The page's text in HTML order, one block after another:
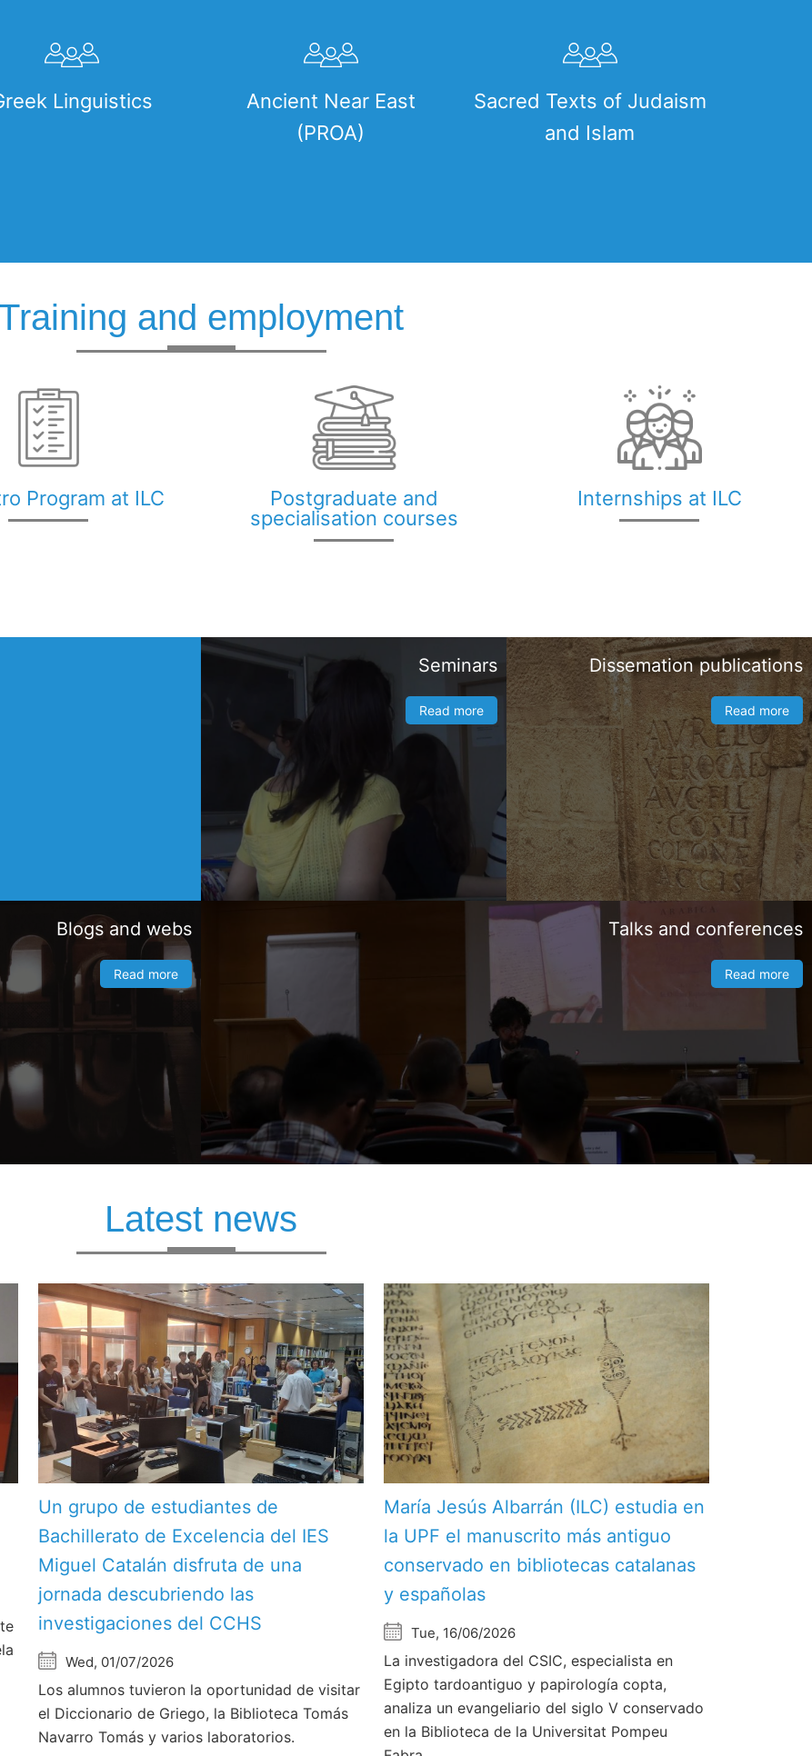
Linguistics
Ancient Near East
(PROA)
Sacred Texts of Judaism
and Islam
Training and employment
Program at ILC
Postgraduate and
specialisation courses
Internships at ILC
Seminars
Read more
Dissemation publications
Read more
Blogs and webs
Read more
Talks and conferences
Read more
Latest news
Un grupo de estudiantes de
Bachillerato de Excelencia del IES
Miguel Catalán disfruta de una
jornada descubriendo las
investigaciones del CCHS
Wed, 01/07/2026
Los alumnos tuvieron la oportunidad de visitar
el Diccionario de Griego, la Biblioteca Tomás
Navarro Tomás y varios laboratorios.
María Jesús Albarrán (ILC) estudia en
la UPF el manuscrito más antiguo
conservado en bibliotecas catalanas
y españolas
Tue, 16/06/2026
La investigadora del CSIC, especialista en
Egipto tardoantiguo y papirología copta,
analiza un evangeliario del siglo V conservado
en la Biblioteca de la Universitat Pompeu